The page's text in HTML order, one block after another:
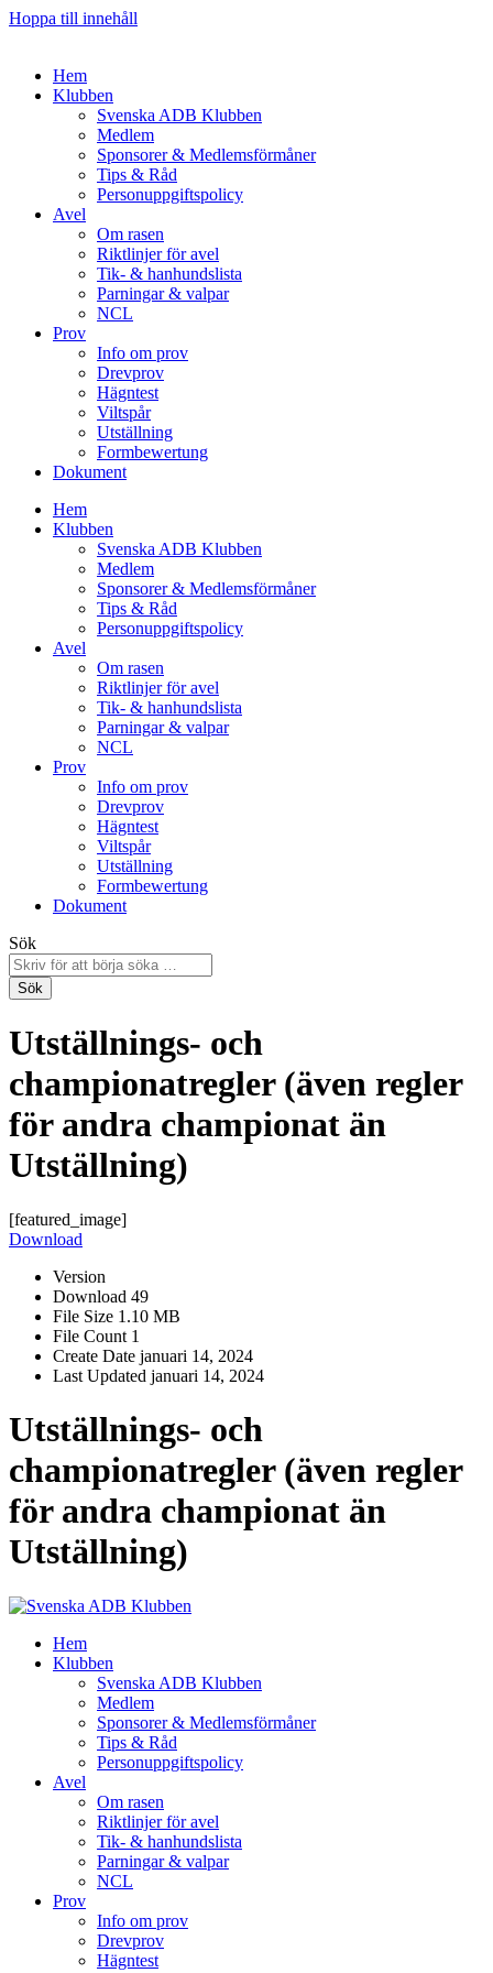
Hoppa till innehåll
Hem
Klubben
Svenska ADB Klubben
Medlem
Sponsorer & Medlemsförmåner
Tips & Råd
Personuppgiftspolicy
Avel
Om rasen
Riktlinjer för avel
Tik- & hanhundslista
Parningar & valpar
NCL
Prov
Info om prov
Drevprov
Hägntest
Viltspår
Utställning
Formbewertung
Dokument
Hem
Klubben
Svenska ADB Klubben
Medlem
Sponsorer & Medlemsförmåner
Tips & Råd
Personuppgiftspolicy
Avel
Om rasen
Riktlinjer för avel
Tik- & hanhundslista
Parningar & valpar
NCL
Prov
Info om prov
Drevprov
Hägntest
Viltspår
Utställning
Formbewertung
Dokument
Sök
Sök
Utställnings- och
championatregler (även regler
för andra championat än
Utställning)
[featured_image]
Download
Version
Download 49
File Size 1.10 MB
File Count 1
Create Date januari 14, 2024
Last Updated januari 14, 2024
Utställnings- och
championatregler (även regler
för andra championat än
Utställning)
Hem
Klubben
Svenska ADB Klubben
Medlem
Sponsorer & Medlemsförmåner
Tips & Råd
Personuppgiftspolicy
Avel
Om rasen
Riktlinjer för avel
Tik- & hanhundslista
Parningar & valpar
NCL
Prov
Info om prov
Drevprov
Hägntest